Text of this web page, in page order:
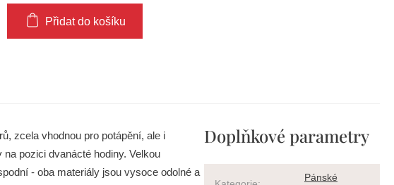
Přidat do košíku
zcela vhodnou pro potápění, ale i
pozici dvanácté hodiny. Velkou
- oba materiály jsou vysoce odolné a
Doplňkové parametry
Pánské